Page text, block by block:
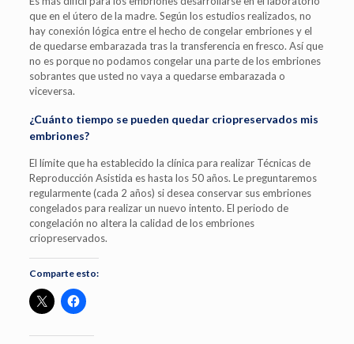
que en el útero de la madre. Según los estudios realizados, no
hay conexión lógica entre el hecho de congelar embriones y el
de quedarse embarazada tras la transferencia en fresco. Así que
no es porque no podamos congelar una parte de los embriones
sobrantes que usted no vaya a quedarse embarazada o
viceversa.
¿Cuánto tiempo se pueden quedar criopreservados mis
embriones?
El límite que ha establecido la clínica para realizar Técnicas de
Reproducción Asistida es hasta los 50 años. Le preguntaremos
regularmente (cada 2 años) si desea conservar sus embriones
congelados para realizar un nuevo intento. El periodo de
congelación no altera la calidad de los embriones
criopreservados.
Comparte esto: